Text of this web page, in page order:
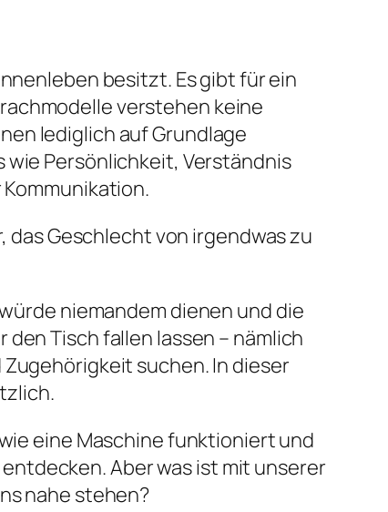
besitzt. Es gibt für ein
verstehen keine
lediglich auf Grundlage
Persönlichkeit, Verständnis
Geschlecht von irgendwas zu
niemandem dienen und die
Tisch fallen lassen – nämlich
suchen. In dieser
eine Maschine funktioniert und
Aber was ist mit unserer
nahe stehen?